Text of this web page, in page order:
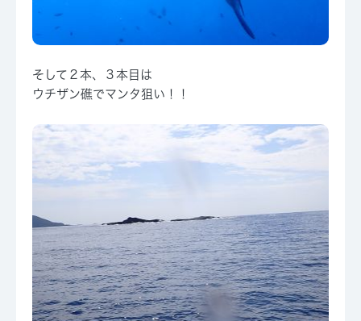
そして２本、３本目は
ウチザン礁でマンタ狙い！！